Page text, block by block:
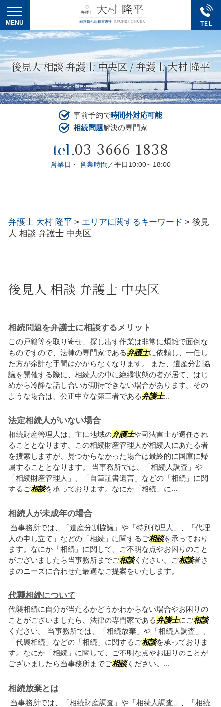
後見人 相談 弁護士 中央区 / 弁護士 大村 隆平
事前予約で時間外対応可能
相続問題解決の専門家
tel.03-3666-1838
営業日・ 営業時間 ／平日10:00～18:00
弁護士 大村 隆平 > エリアに関するキーワード > 後見
人 相談 弁護士 中央区
後見人 相談 弁護士 中央区
相続問題を弁護士に相談するメリット
この戸籍等を取り寄せ、探し出す作業は非常に煩雑で面倒な
ものですので、法律の専門家である弁護士に依頼し、一任し
た方が余計な手間はかからなくなります。 また、遺産分割協
議を開催する際に、相続人の中に絶縁状態の者が居て、はじ
めから冷静な話し合いが期待できない場合があります。その
ような場合は、公正中立な第三者である弁護士...
法定相続人がいない場合
相続財産管理人は、主に地域の弁護士や司法書士が選任され
ることとなります。この相続財産管理人が相続人にあたる者
を捜索しますが、見つからなかった場合は最終的に国庫に帰
属することとなります。 当事務所では、「相続人調査」や
「相続財産管理人」、「自筆証書遺言」などの「相続」に関
するご相談を承っております。なにか「相続」に...
相続人が未成年の場合
当事務所では、「遺産分割協議」や「特別代理人」、「代理
人の申し立て」などの「相続」に関するご相談を承っており
ます。なにか「相続」に関して、ご不明な点やお困りのこと
がございましたら当事務所までご相談ください。ご相談者さ
まのニーズに合わせた最適なご提案をいたします。
代襲相続について
代襲相続に自分が当たるかどうかわからない場合やお困りの
ことがございましたら、法律の専門家である弁護士にご相談
ください。 当事務所では、「相続放棄」や「相続人調査」、
「代襲相続」などの「相続」に関するご相談を承っておりま
す。なにか「相続」に関して、ご不明な点やお困りのことが
ございましたら当事務所までご相談ください。...
相続放棄とは
当事務所では、「相続財産調査」や「相続人調査」、「相続